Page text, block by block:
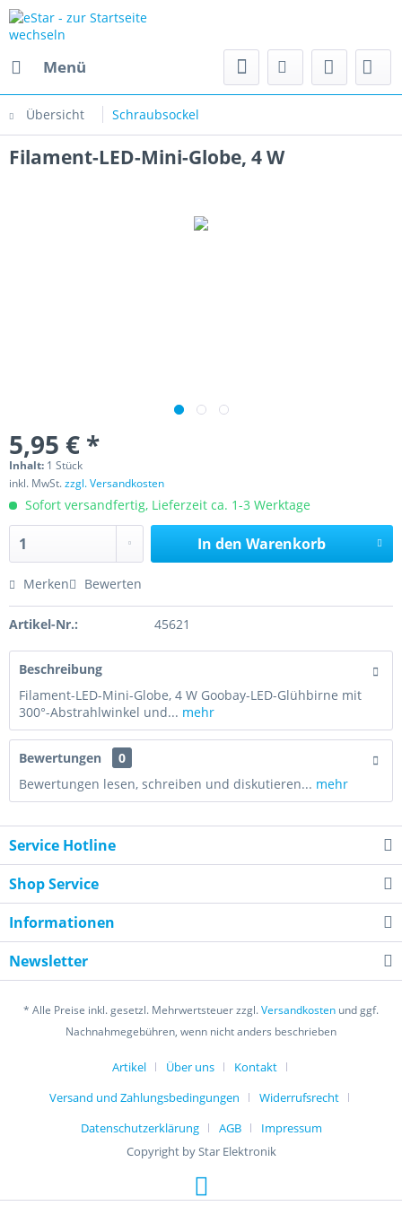
Menü
Übersicht Schraubsockel
Filament-LED-Mini-Globe, 4 W
5,95 € *
Inhalt: 1 Stück
inkl. MwSt.zzgl. Versandkosten
Sofort versandfertig, Lieferzeit ca. 1-3 Werktage
In den Warenkorb
Merken Bewerten
Artikel-Nr.: 45621
Beschreibung
Filament-LED-Mini-Globe, 4 W Goobay-LED-Glühbirne mit
300°-Abstrahlwinkel und... mehr
Bewertungen
0
Bewertungen lesen, schreiben und diskutieren... mehr
Service Hotline
Shop Service
Informationen
Newsletter
* Alle Preise inkl. gesetzl. Mehrwertsteuer zzgl.Versandkosten und ggf.
Nachnahmegebühren, wenn nicht anders beschrieben
Artikel Über uns
Kontakt
Versand und Zahlungsbedingungen
Widerrufsrecht
Datenschutzerklärung
AGB
Impressum
Copyright by Star Elektronik